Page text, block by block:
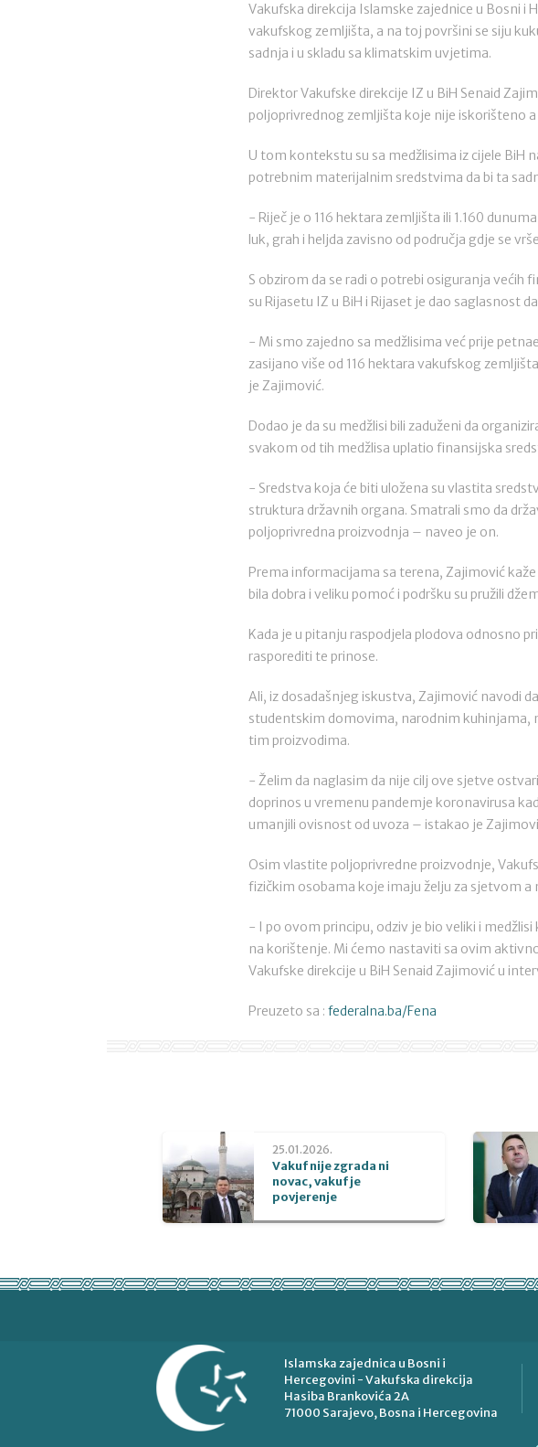
Vakufska direkcija Islamske zajednice u Bosni i
vakufskog zemljišta, a na toj površini se siju
sadnja i u skladu sa klimatskim uvjetima.
Direktor Vakufske direkcije IZ u BiH Senaid
poljoprivrednog zemljišta koje nije iskorišteno
U tom kontekstu su sa medžlisima iz cijele BiH
potrebnim materijalnim sredstvima da bi ta
- Riječ je o 116 hektara zemljišta ili 1.160
luk, grah i heljda zavisno od područja gdje se
S obzirom da se radi o potrebi osiguranja
su Rijasetu IZ u BiH i Rijaset je dao saglasnost
- Mi smo zajedno sa medžlisima već prije
zasijano više od 116 hektara vakufskog
je Zajimović.
Dodao je da su medžlisi bili zaduženi da
svakom od tih medžlisa uplatio finansijska
- Sredstva koja će biti uložena su vlastita
struktura državnih organa. Smatrali smo da
poljoprivredna proizvodnja – naveo je on.
Prema informacijama sa terena, Zajimović
bila dobra i veliku pomoć i podršku su pružili
Kada je u pitanju raspodjela plodova odnosno
rasporediti te prinose.
Ali, iz dosadašnjeg iskustva, Zajimović navodi
studentskim domovima, narodnim kuhinjama,
tim proizvodima.
- Želim da naglasim da nije cilj ove sjetve
doprinos u vremenu pandemje koronavirusa
umanjili ovisnost od uvoza – istakao je
Osim vlastite poljoprivredne proizvodnje,
fizičkim osobama koje imaju želju za sjetvom
- I po ovom principu, odziv je bio veliki i
na korištenje. Mi ćemo nastaviti sa ovim
Vakufske direkcije u BiH Senaid Zajimović u
Preuzeto sa : federalna.ba/Fena
25.01.2026.
Vakuf nije zgrada ni
novac, vakuf je
povjerenje
Islamska zajednica u Bosni i
Hercegovini - Vakufska direkcija
Hasiba Brankovića 2A
71000 Sarajevo, Bosna i Hercegovina